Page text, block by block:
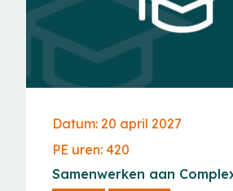
Datum: 20 april 2027
PE uren: 420
Samenwerken aan